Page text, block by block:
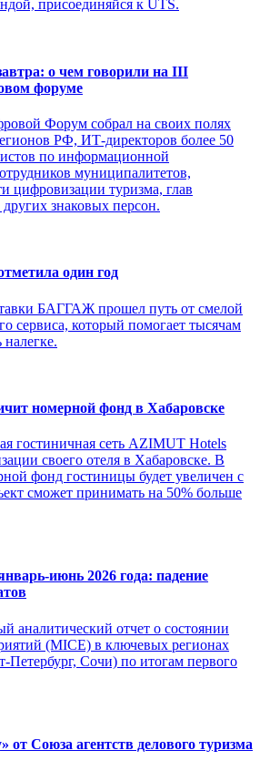
присоединяйся к UTS.
о чем говорили на III
форуме
Форум собрал на своих полях
РФ, ИТ-директоров более 50
по информационной
муниципалитетов,
цифровизации туризма, глав
знаковых персон.
один год
БАГГАЖ прошел путь от смелой
сервиса, который помогает тысячам
номерной фонд в Хабаровске
гостиничная сеть AZIMUT Hotels
своего отеля в Хабаровске. В
фонд гостиницы будет увеличен с
сможет принимать на 50% больше
июнь 2026 года: падение
аналитический отчет о состоянии
(MICE) в ключевых регионах
Петербург, Сочи) по итогам первого
Союза агентств делового туризма